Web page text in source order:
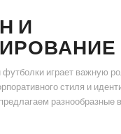
И
играет важную
стиля и
разнообразные